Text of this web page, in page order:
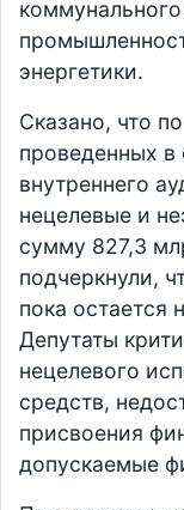
энергетики.
Сказано, что
проведенных в
внутреннего
нецелевые и
сумму 827,3
подчеркнули,
пока остается
Депутаты
нецелевого
средств,
присвоения
допускаемые